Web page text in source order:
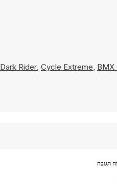
Dark Rider, Cycle Extreme, BMX
תגובה